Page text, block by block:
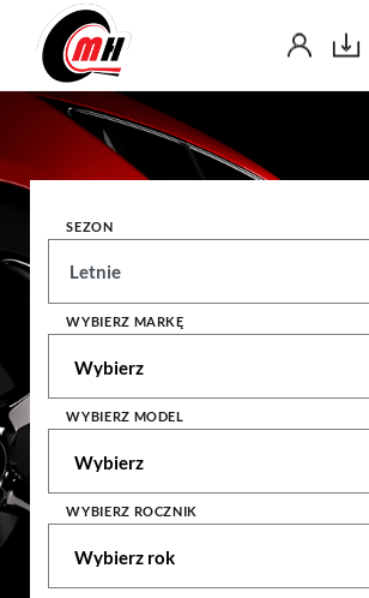
SEZON
WYBIERZ MARKĘ
WYBIERZ MODEL
WYBIERZ ROCZNIK